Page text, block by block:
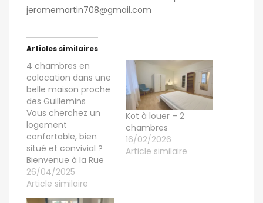
jeromemartin708@gmail.com
Articles similaires
4 chambres en
colocation dans une
belle maison proche
des Guillemins
Vous cherchez un
logement
confortable, bien
situé et convivial ?
Bienvenue à la Rue
de Fétinne 118 4020
Liège! Nous mettons
en location 4
26/04/2025
Article similaire
Kot à louer – 2
chambres
16/02/2026
Article similaire